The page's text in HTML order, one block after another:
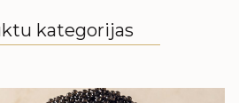
kategorijas